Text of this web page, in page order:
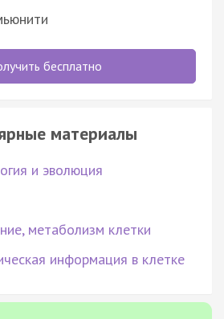
бесплатно
материалы
и эволюция
метаболизм клетки
информация в клетке